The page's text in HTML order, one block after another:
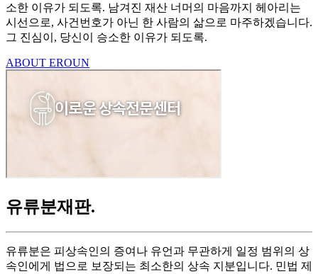
소한 이유가 되도록. 남겨진 재산 너머의 마음까지 헤아리는
시선으로, 사건번호가 아닌 한 사람의 삶으로 마주하겠습니다.
그 진심이, 당신이 승소한 이유가 되도록.
ABOUT EROUN
유류분재판.
유류분은 피상속인의 증여나 유언과 무관하게 일정 범위의 상
속인에게 법으로 보장되는 최소한의 상속 지분입니다. 민법 제